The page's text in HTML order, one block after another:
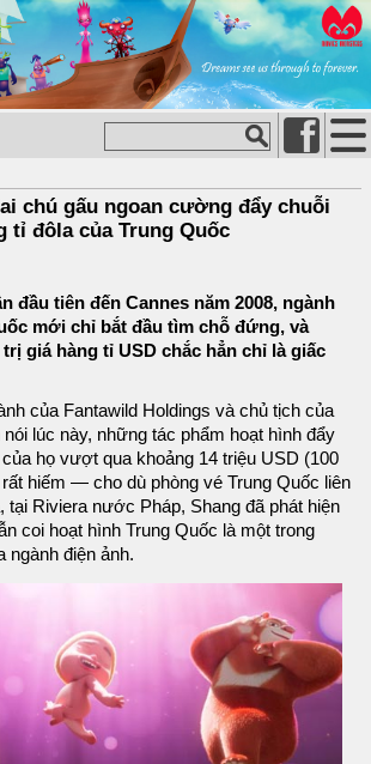
chú gấu ngoan cường đẩy chuỗi
tỉ đôla của Trung Quốc
đầu tiên đến Cannes năm 2008, ngành
mới chỉ bắt đầu tìm chỗ đứng, và
giá hàng tỉ USD chắc hẳn chỉ là giấc
của Fantawild Holdings và chủ tịch của
nói lúc này, những tác phẩm hoạt hình đẩy
họ vượt qua khoảng 14 triệu USD (100
hiếm — cho dù phòng vé Trung Quốc liên
Riviera nước Pháp, Shang đã phát hiện
coi hoạt hình Trung Quốc là một trong
ngành điện ảnh.